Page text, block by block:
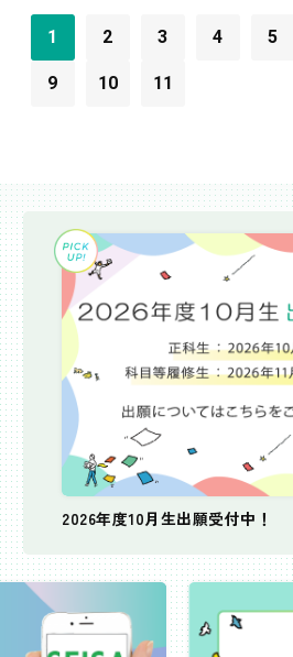
1 2 3 4 5
9 10 11
2026年度10月生出願受付中！